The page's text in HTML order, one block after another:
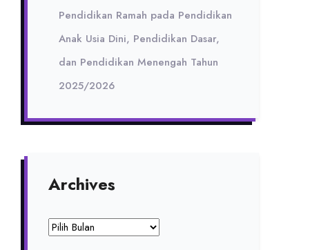
Pendidikan Ramah pada Pendidikan
Anak Usia Dini, Pendidikan Dasar,
dan Pendidikan Menengah Tahun
2025/2026
Archives
Archives